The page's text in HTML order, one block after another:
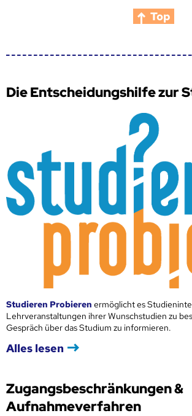
Top
Die Entscheidungshilfe zur
Studieren Probieren ermöglicht es
Lehrveranstaltungen ihrer Wunschstudien zu
Gespräch über das Studium zu informieren.
Alles lesen
Zugangsbeschränkungen &
Aufnahmeverfahren